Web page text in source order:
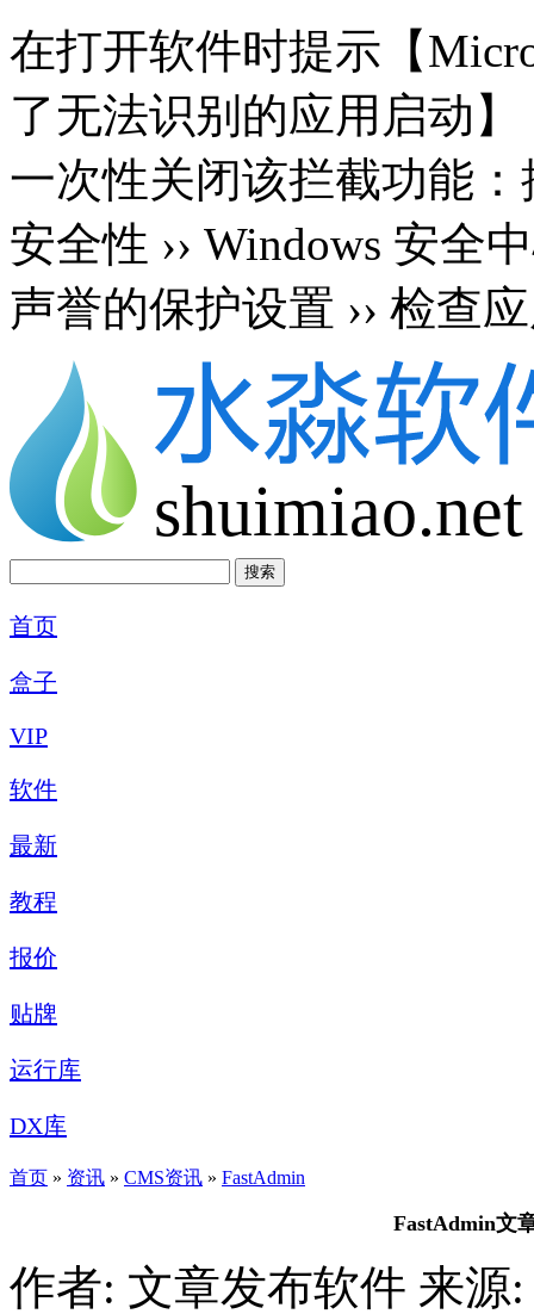
在打开软件时提示【
了无法识别的应用启动
一次性关闭该拦截功能：
安全性 ›› Windows 安全
声誉的保护设置 ›› 检查
shuimiao.net
首页
盒子
VIP
软件
最新
教程
报价
贴牌
运行库
DX库
首页 » 资讯 » CMS资讯 » FastAdmin
FastAdmin文
作者: 文章发布软件 来源